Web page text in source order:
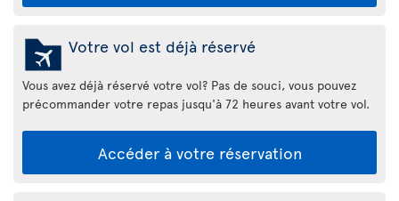
Votre vol est déjà réservé
Vous avez déjà réservé votre vol? Pas de souci, vous pouvez
précommander votre repas jusqu'à 72 heures avant votre vol.
Accéder à votre réservation